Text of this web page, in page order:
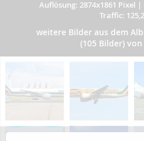
Auflösung: 2874x1861 Pixel |
Traffic:
weitere Bilder aus dem
(105 Bilder)